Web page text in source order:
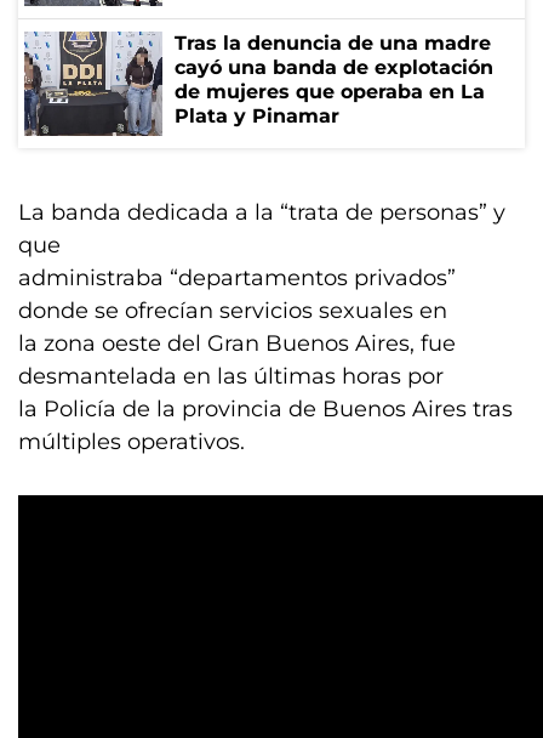
Tras la denuncia de una madre
cayó una banda de explotación
de mujeres que operaba en La
Plata y Pinamar
La banda dedicada a la “trata de personas” y
que
administraba “departamentos privados”
donde se ofrecían servicios sexuales en
la zona oeste del Gran Buenos Aires, fue
desmantelada en las últimas horas por
la Policía de la provincia de Buenos Aires tras
múltiples operativos.